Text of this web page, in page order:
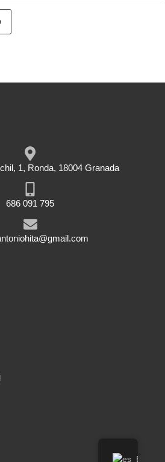
1, Ronda, 18004 Granada
686 091 795